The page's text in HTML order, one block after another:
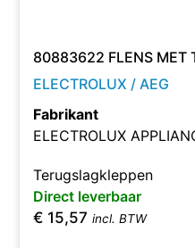
80883622 FLENS MET
ELECTROLUX / AEG
Fabrikant
ELECTROLUX
Terugslagkleppen
Direct leverbaar
€ 15,57 incl. BTW